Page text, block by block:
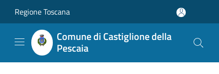
Regione Toscana
Comune di Castiglione della
Pescaia